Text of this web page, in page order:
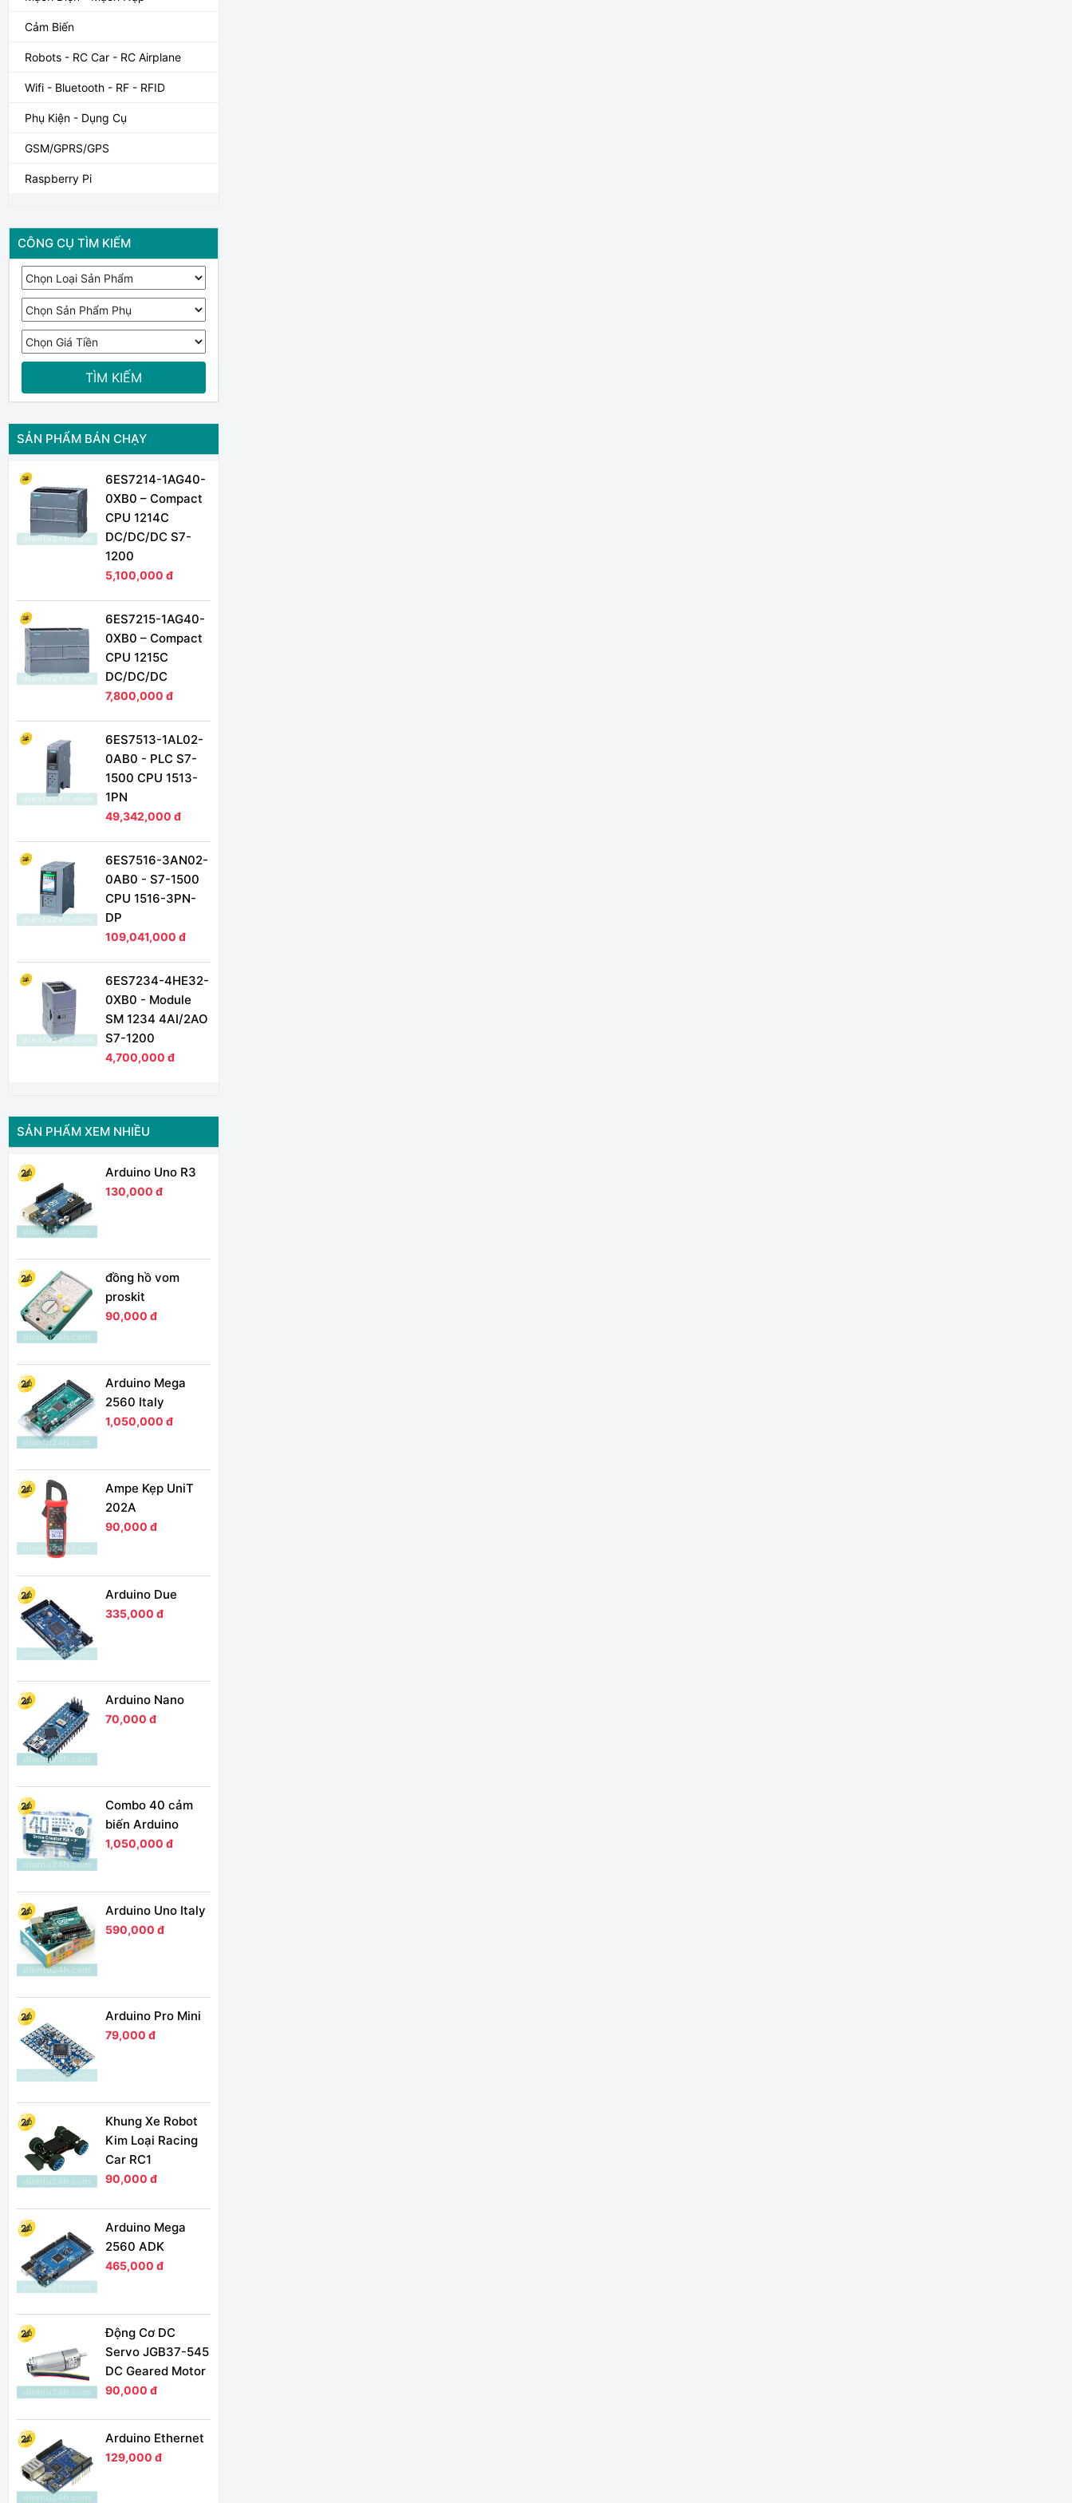
Cảm Biến
Robots - RC Car - RC Airplane
Wifi - Bluetooth - RF - RFID
Phụ Kiện - Dụng Cụ
GSM/GPRS/GPS
Raspberry Pi
CÔNG CỤ TÌM KIẾM
TÌM KIẾM
SẢN PHẨM BÁN CHẠY
6ES7214-1AG40-
0XB0 – Compact
CPU 1214C
DC/DC/DC S7-
1200
5,100,000 đ
6ES7215-1AG40-
0XB0 – Compact
CPU 1215C
DC/DC/DC
7,800,000 đ
6ES7513-1AL02-
0AB0 - PLC S7-
1500 CPU 1513-
1PN
49,342,000 đ
6ES7516-3AN02-
0AB0 - S7-1500
CPU 1516-3PN-
DP
109,041,000 đ
6ES7234-4HE32-
0XB0 - Module
SM 1234 4AI/2AO
S7-1200
4,700,000 đ
SẢN PHẨM XEM NHIỀU
Arduino Uno R3
130,000 đ
đồng hồ vom
proskit
90,000 đ
Arduino Mega
2560 Italy
1,050,000 đ
Ampe Kẹp UniT
202A
90,000 đ
Arduino Due
335,000 đ
Arduino Nano
70,000 đ
Combo 40 cảm
biến Arduino
1,050,000 đ
Arduino Uno Italy
590,000 đ
Arduino Pro Mini
79,000 đ
Khung Xe Robot
Kim Loại Racing
Car RC1
90,000 đ
Arduino Mega
2560 ADK
465,000 đ
Động Cơ DC
Servo JGB37-545
DC Geared Motor
90,000 đ
Arduino Ethernet
129,000 đ